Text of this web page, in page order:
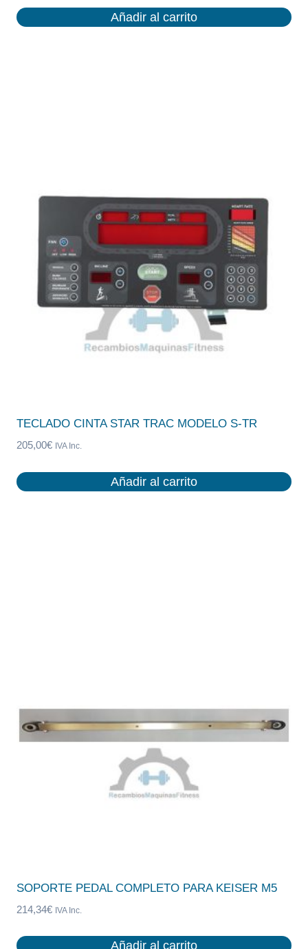
Añadir al carrito
TECLADO CINTA STAR TRAC MODELO S-TR
205,00€ IVA Inc.
Añadir al carrito
SOPORTE PEDAL COMPLETO PARA KEISER M5
214,34€ IVA Inc.
Añadir al carrito